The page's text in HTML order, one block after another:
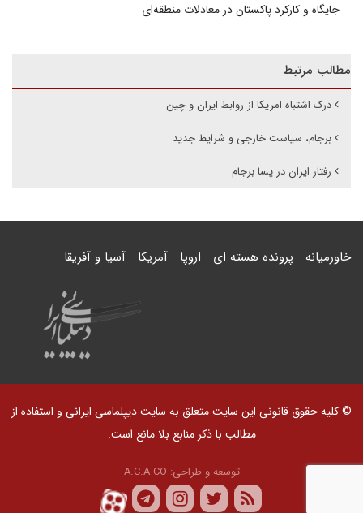
جایگاه و کارکرد پاکستان در معادلات منطقه‌ای
مطالب مرتبط
درک اشتباه امریکا از روابط ایران و چین
برجام، سیاست خارجی و شرایط جدید
رفتار ایران در پسا برجام
خاورمیانه پرونده هسته ای اروپا آمریکا آسیا و آفریقا
© کلیه حقوق قانونی این سایت متعلق به سایت دیپلماسی ایرانی و استفاده از
مطالب با ذکر منابع بلا مانع است.
توسعه و طراحی: A.C.A CO